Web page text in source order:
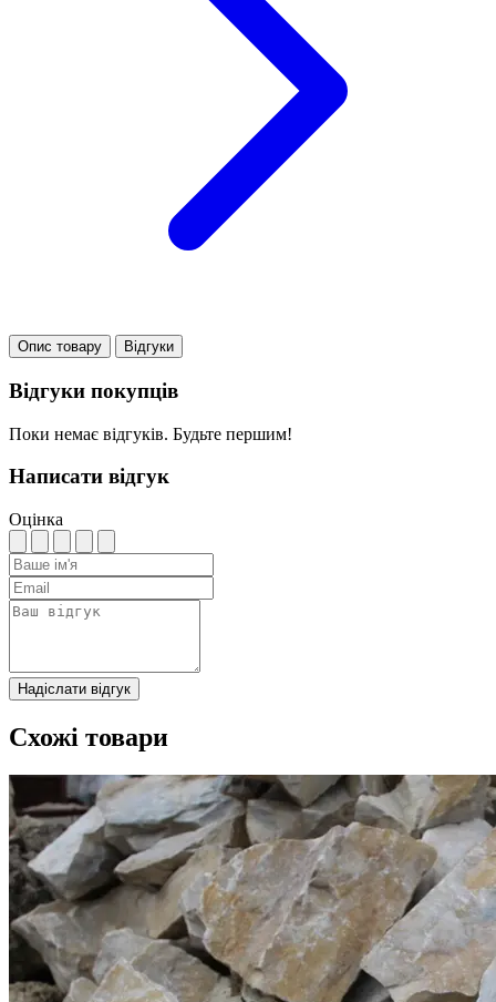
Опис товару Відгуки
Відгуки покупців
Поки немає відгуків. Будьте першим!
Написати відгук
Оцінка
Надіслати відгук
Схожі товари